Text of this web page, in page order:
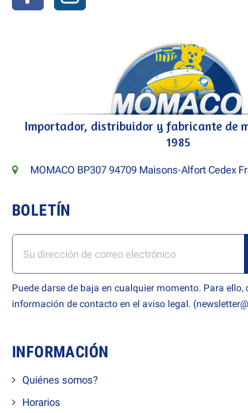
Importador, distribuidor y fabricante de
1985
MOMACO BP307 94709 Maisons-Alfort Cedex
BOLETÍN
Puede darse de baja en cualquier momento. Para ello,
información de contacto en el aviso legal.
INFORMACIÓN
Quiénes somos?
Horarios